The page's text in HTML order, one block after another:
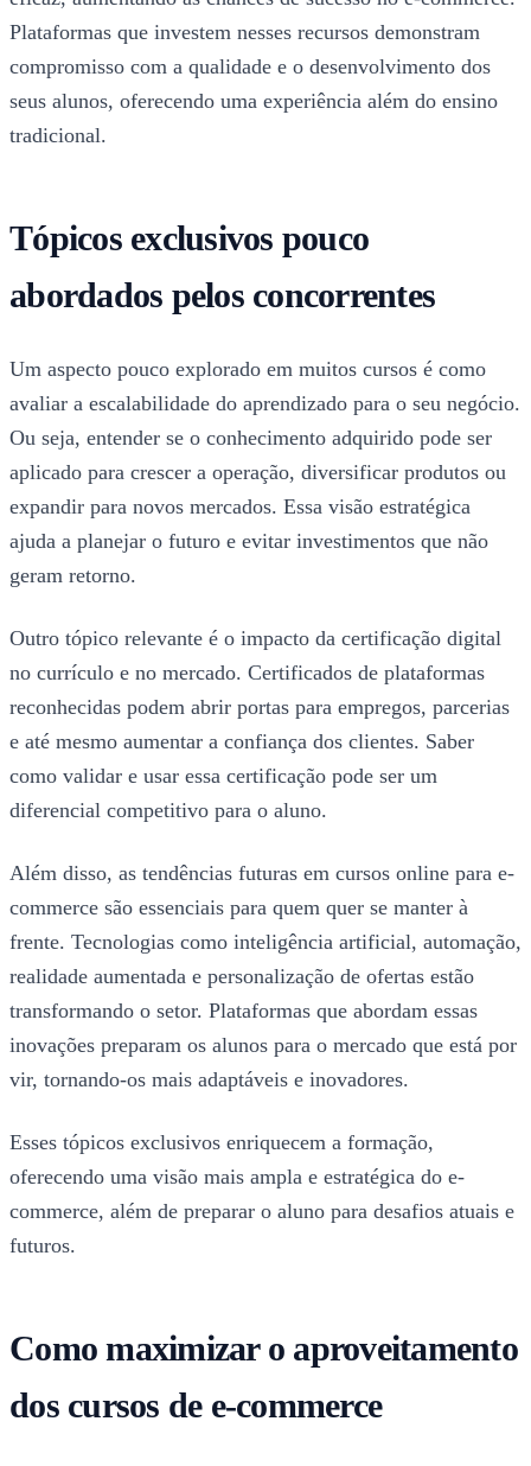
Plataformas que investem nesses recursos demonstram
compromisso com a qualidade e o desenvolvimento dos
seus alunos, oferecendo uma experiência além do ensino
tradicional.
Tópicos exclusivos pouco
abordados pelos concorrentes
Um aspecto pouco explorado em muitos cursos é como
avaliar a escalabilidade do aprendizado para o seu negócio.
Ou seja, entender se o conhecimento adquirido pode ser
aplicado para crescer a operação, diversificar produtos ou
expandir para novos mercados. Essa visão estratégica
ajuda a planejar o futuro e evitar investimentos que não
geram retorno.
Outro tópico relevante é o impacto da certificação digital
no currículo e no mercado. Certificados de plataformas
reconhecidas podem abrir portas para empregos, parcerias
e até mesmo aumentar a confiança dos clientes. Saber
como validar e usar essa certificação pode ser um
diferencial competitivo para o aluno.
Além disso, as tendências futuras em cursos online para e-
commerce são essenciais para quem quer se manter à
frente. Tecnologias como inteligência artificial, automação,
realidade aumentada e personalização de ofertas estão
transformando o setor. Plataformas que abordam essas
inovações preparam os alunos para o mercado que está por
vir, tornando-os mais adaptáveis e inovadores.
Esses tópicos exclusivos enriquecem a formação,
oferecendo uma visão mais ampla e estratégica do e-
commerce, além de preparar o aluno para desafios atuais e
futuros.
Como maximizar o aproveitamento
dos cursos de e-commerce